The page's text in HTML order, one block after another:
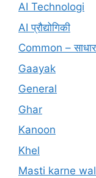
AI Technologi
AI प्रौद्योगिकी
Common –
Gaayak
General
Ghar
Kanoon
Khel
Masti karne